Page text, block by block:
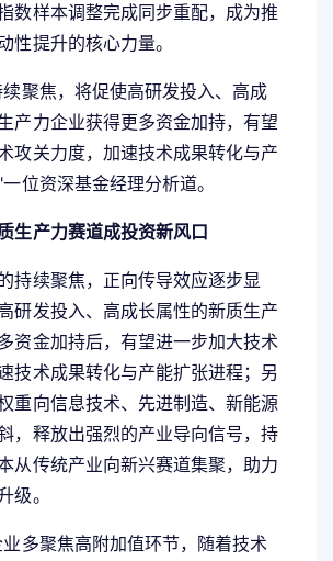
数样本调整完成同步重配，成为推
性提升的核心力量。
聚焦，将促使高研发投入、高成
产力企业获得更多资金加持，有望
攻关力度，加速技术成果转化与产
位资深基金经理分析道。
生产力赛道成投资新风口
持续聚焦，正向传导效应逐步显
研发投入、高成长属性的新质生产
资金加持后，有望进一步加大技术
技术成果转化与产能扩张进程；另
重向信息技术、先进制造、新能源
，释放出强烈的产业导向信号，持
从传统产业向新兴赛道集聚，助力
级。
多聚焦高附加值环节，随着技术